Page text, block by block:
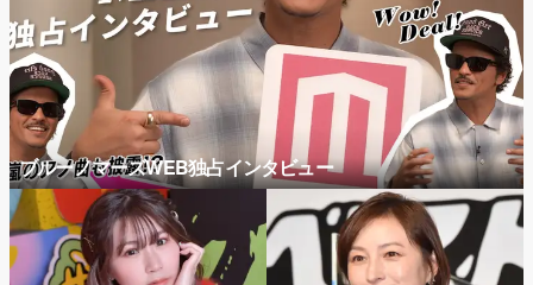
ブルーノマーズWEB独占インタビュー